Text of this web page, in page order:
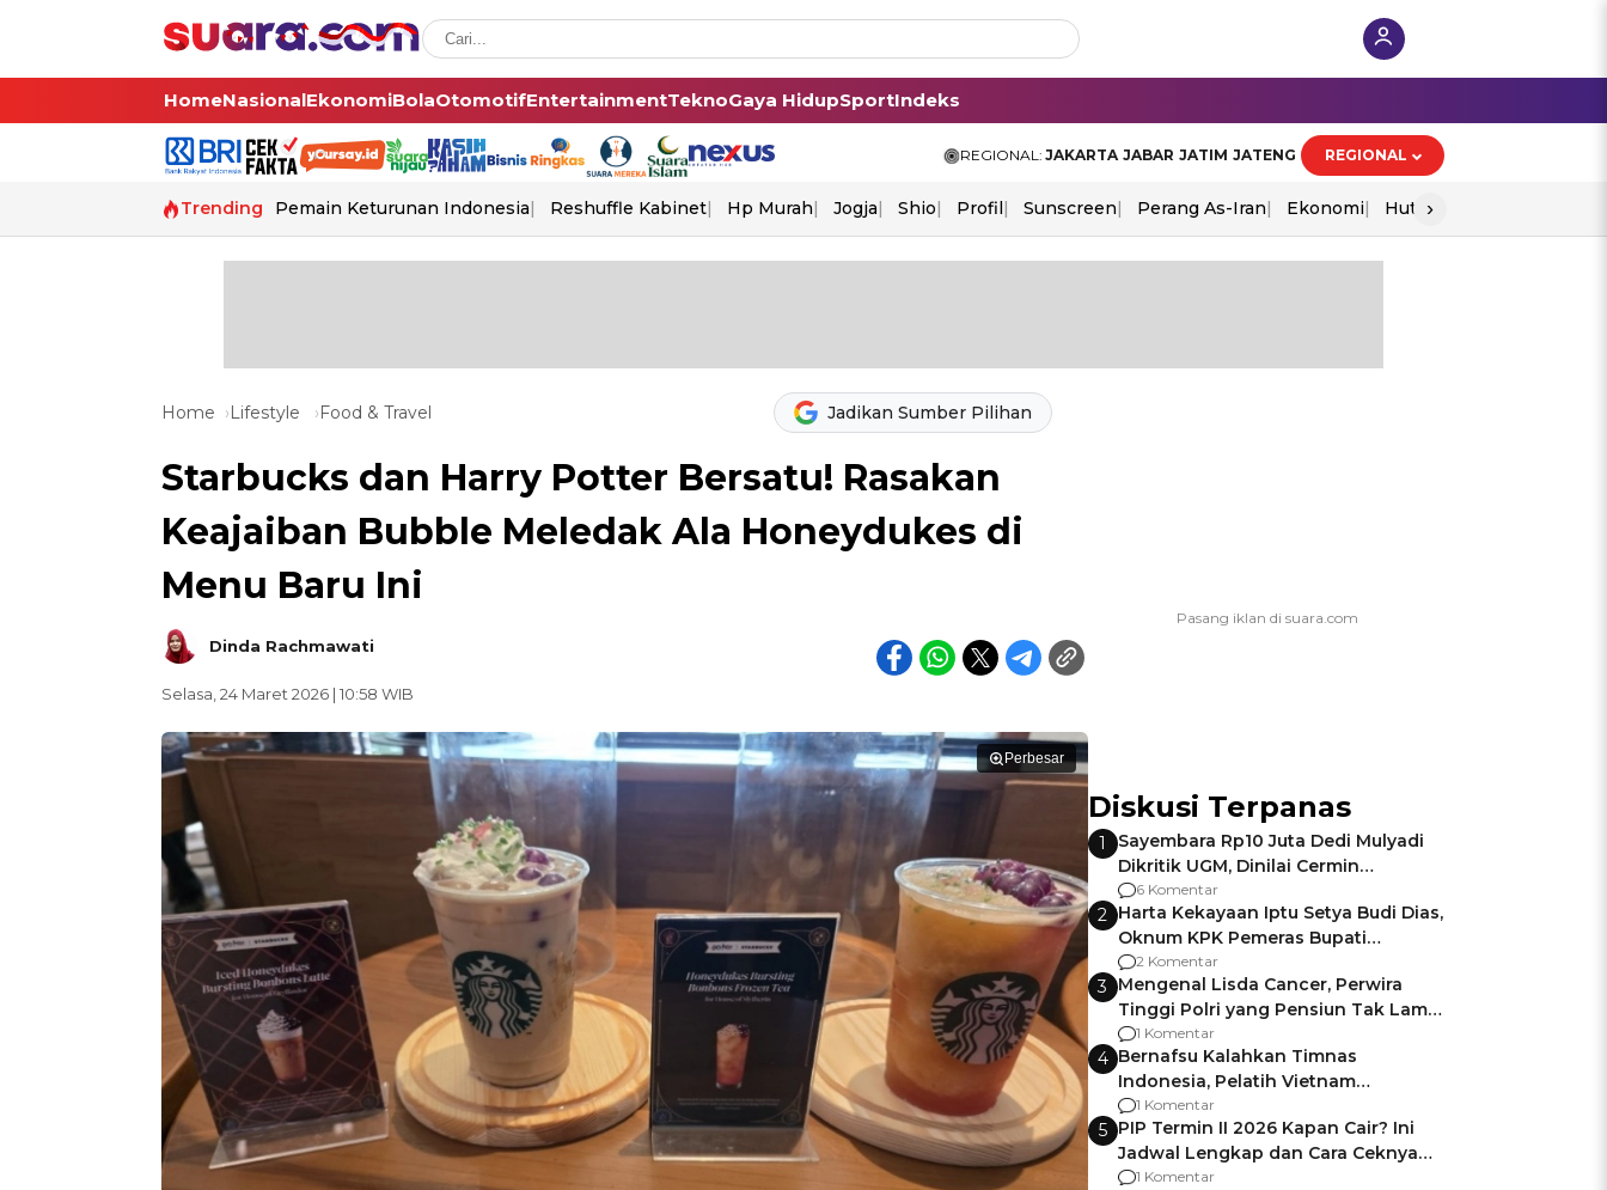
HomeNasionalEkonomiBolaOtomotifEntertainmentTeknoGaya HidupSportIndeks
REGIONAL: JAKARTA JABAR JATIM JATENG REGIONAL
Trending Pemain Keturunan Indonesia Reshuffle Kabinet Hp Murah Jogja Shio Profil Sunscreen Perang As-Iran Ekonomi Hut Ri
›
Home Lifestyle Food & Travel Jadikan Sumber Pilihan
Starbucks dan Harry Potter Bersatu! Rasakan
Keajaiban Bubble Meledak Ala Honeydukes di
Menu Baru Ini
Dinda Rachmawati
Selasa, 24 Maret 2026 | 10:58 WIB
Perbesar
Diskusi Terpanas
1
Sayembara Rp10 Juta Dedi Mulyadi
Dikritik UGM, Dinilai Cermin
Gagalnya Negara Jamin Keamanan
6 Komentar
2 Harta Kekayaan Iptu Setya Budi Dias,
Oknum KPK Pemeras Bupati
Pemalang
2 Komentar
3 Mengenal Lisda Cancer, Perwira
Tinggi Polri yang Pensiun Tak Lama
Usai Jadi Brigjen
1 Komentar
4 Bernafsu Kalahkan Timnas
Indonesia, Pelatih Vietnam
Berencana Pakai Jimat di Pakansari
1 Komentar
5 PIP Termin II 2026 Kapan Cair? Ini
Jadwal Lengkap dan Cara Ceknya
agar Dana Tidak Hangus!
1 Komentar